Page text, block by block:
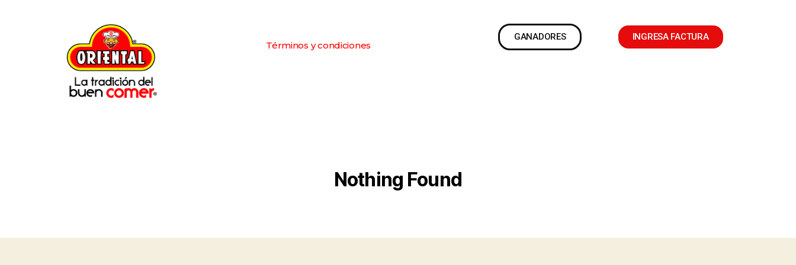
Términos y condiciones
GANADORES INGRESA FACTURA
Nothing Found